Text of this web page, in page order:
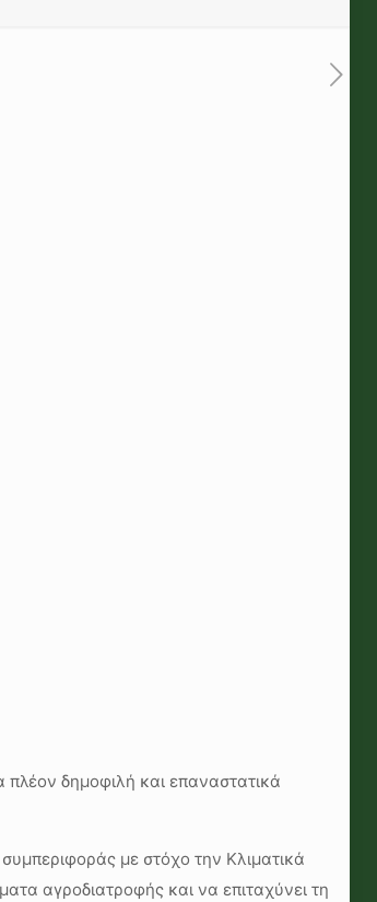
πλέον δημοφιλή και επαναστατικά
με στόχο την Κλιματικά
αγροδιατροφής και να επιταχύνει τη